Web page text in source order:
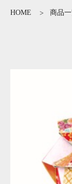
HOME 商品